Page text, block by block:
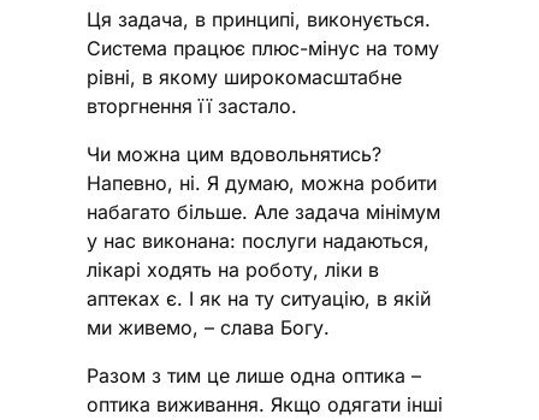
Ця задача, в принципі, виконується.
Система працює плюс-мінус на тому
рівні, в якому широкомасштабне
вторгнення її застало.
Чи можна цим вдовольнятись?
Напевно, ні. Я думаю, можна робити
набагато більше. Але задача мінімум
у нас виконана: послуги надаються,
лікарі ходять на роботу, ліки в
аптеках є. І як на ту ситуацію, в якій
ми живемо, – слава Богу.
Разом з тим це лише одна оптика –
оптика виживання. Якщо одягати інші